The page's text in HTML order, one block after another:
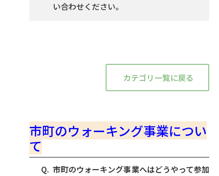
い合わせください。
カテゴリ一覧に戻る
市町のウォーキング事業につい
て
市町のウォーキング事業へはどうやって参加